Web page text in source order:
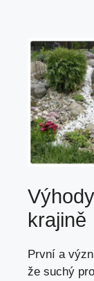
krajině
První a
že suchý